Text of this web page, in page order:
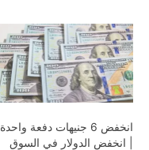
انخفض 6 جنيهات دفعة واحدة
| انخفض الدولار في السوق